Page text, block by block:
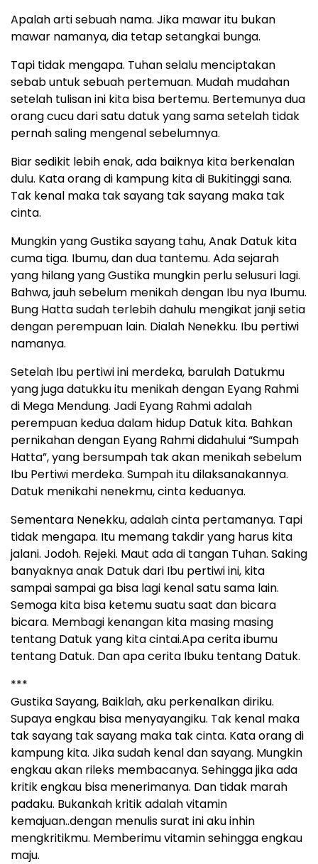
Apalah arti sebuah nama. Jika mawar itu bukan
mawar namanya, dia tetap setangkai bunga.
Tapi tidak mengapa. Tuhan selalu menciptakan
sebab untuk sebuah pertemuan. Mudah mudahan
setelah tulisan ini kita bisa bertemu. Bertemunya dua
orang cucu dari satu datuk yang sama setelah tidak
pernah saling mengenal sebelumnya.
Biar sedikit lebih enak, ada baiknya kita berkenalan
dulu. Kata orang di kampung kita di Bukitinggi sana.
Tak kenal maka tak sayang tak sayang maka tak
cinta.
Mungkin yang Gustika sayang tahu, Anak Datuk kita
cuma tiga. Ibumu, dan dua tantemu. Ada sejarah
yang hilang yang Gustika mungkin perlu selusuri lagi.
Bahwa, jauh sebelum menikah dengan Ibu nya Ibumu.
Bung Hatta sudah terlebih dahulu mengikat janji setia
dengan perempuan lain. Dialah Nenekku. Ibu pertiwi
namanya.
Setelah Ibu pertiwi ini merdeka, barulah Datukmu
yang juga datukku itu menikah dengan Eyang Rahmi
di Mega Mendung. Jadi Eyang Rahmi adalah
perempuan kedua dalam hidup Datuk kita. Bahkan
pernikahan dengan Eyang Rahmi didahului “Sumpah
Hatta”, yang bersumpah tak akan menikah sebelum
Ibu Pertiwi merdeka. Sumpah itu dilaksanakannya.
Datuk menikahi nenekmu, cinta keduanya.
Sementara Nenekku, adalah cinta pertamanya. Tapi
tidak mengapa. Itu memang takdir yang harus kita
jalani. Jodoh. Rejeki. Maut ada di tangan Tuhan. Saking
banyaknya anak Datuk dari Ibu pertiwi ini, kita
sampai sampai ga bisa lagi kenal satu sama lain.
Semoga kita bisa ketemu suatu saat dan bicara
bicara. Membagi kenangan kita masing masing
tentang Datuk yang kita cintai.Apa cerita ibumu
tentang Datuk. Dan apa cerita Ibuku tentang Datuk.
***
Gustika Sayang, Baiklah, aku perkenalkan diriku.
Supaya engkau bisa menyayangiku. Tak kenal maka
tak sayang tak sayang maka tak cinta. Kata orang di
kampung kita. Jika sudah kenal dan sayang. Mungkin
engkau akan rileks membacanya. Sehingga jika ada
kritik engkau bisa menerimanya. Dan tidak marah
padaku. Bukankah kritik adalah vitamin
kemajuan..dengan menulis surat ini aku inhin
mengkritikmu. Memberimu vitamin sehingga engkau
maju.